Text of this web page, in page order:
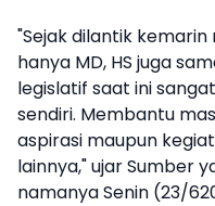
"Sejak dilantik
hanya MD, HS juga
legislatif saat ini
sendiri. Membantu
aspirasi maupun
lainnya," ujar Sumber
namanya Senin (23/